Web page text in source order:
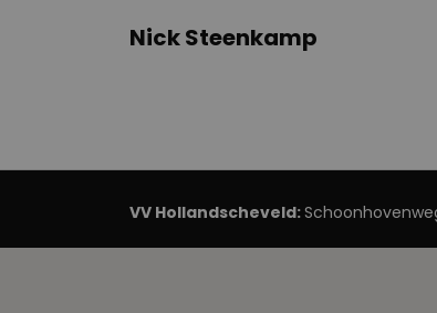
Nick Steenkamp
VV Hollandscheveld: